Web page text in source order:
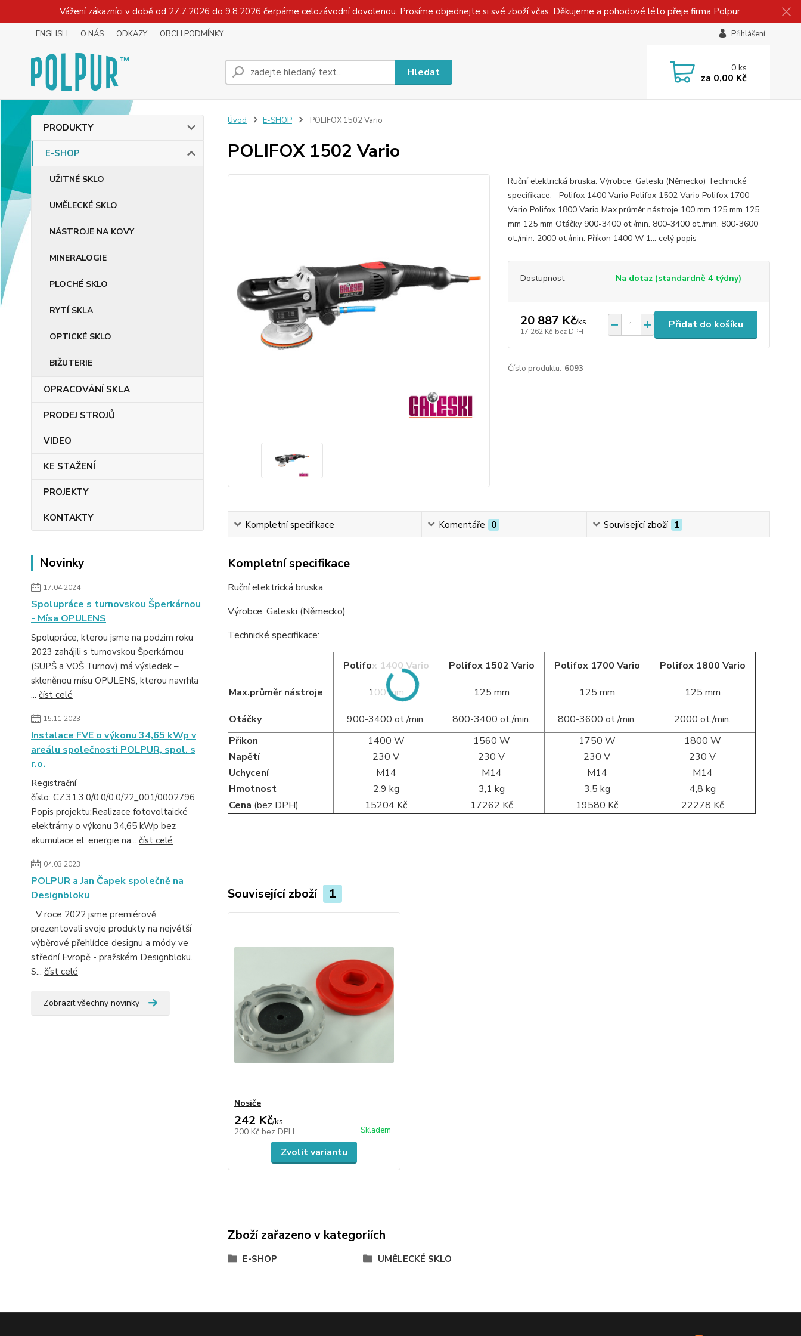
Vážení zákazníci v době od 27.7.2026 do 9.8.2026 čerpáme celozávodní dovolenou. Prosíme objednejte si své zboží včas. Děkujeme a pohodové léto přeje firma Polpur.
ENGLISH O NÁS ODKAZY OBCH.PODMÍNKY Přihlášení
Hledat 0ks
za 0,00 Kč
PRODUKTY
E-SHOP
UŽITNÉ SKLO
UMĚLECKÉ SKLO
NÁSTROJE NA KOVY
MINERALOGIE
PLOCHÉ SKLO
RYTÍ SKLA
OPTICKÉ SKLO
BIŽUTERIE
OPRACOVÁNÍ SKLA
PRODEJ STROJŮ
VIDEO
KE STAŽENÍ
PROJEKTY
KONTAKTY
Novinky
17.04.2024
Spolupráce s turnovskou Šperkárnou
- Mísa OPULENS
Spolupráce, kterou jsme na podzim roku
2023 zahájili s turnovskou Šperkárnou
(SUPŠ a VOŠ Turnov) má výsledek –
skleněnou mísu OPULENS, kterou navrhla
... číst celé
15.11.2023
Instalace FVE o výkonu 34,65 kWp v
areálu společnosti POLPUR, spol. s
r.o.
Registrační
číslo: CZ.31.3.0/0.0/0.0/22_001/0002796
Popis projektu:Realizace fotovoltaické
elektrárny o výkonu 34,65 kWp bez
akumulace el. energie na... číst celé
04.03.2023
POLPUR a Jan Čapek společně na
Designbloku
V roce 2022 jsme premiérově
prezentovali svoje produkty na největší
výběrové přehlídce designu a módy ve
střední Evropě - pražském Designbloku.
S... číst celé
Zobrazit všechny novinky
Úvod E-SHOP POLIFOX 1502 Vario
POLIFOX 1502 Vario
Ruční elektrická bruska. Výrobce: Galeski (Německo) Technické
specifikace: Polifox 1400 Vario Polifox 1502 Vario Polifox 1700
Vario Polifox 1800 Vario Max.průměr nástroje 100 mm 125 mm 125
mm 125 mm Otáčky 900-3400 ot./min. 800-3400 ot./min. 800-3600
ot./min. 2000 ot./min. Příkon 1400 W 1... celý popis
Dostupnost Na dotaz (standardně 4 týdny)
20 887 Kč/ks
17 262 Kč bez DPH
Přidat do košíku
Číslo produktu: 6093
Kompletní specifikace Komentáře 0 Související zboží 1
Kompletní specifikace
Ruční elektrická bruska.
Výrobce: Galeski (Německo)
Technické specifikace:
Polifox 1400 Vario Polifox 1502 Vario Polifox 1700 Vario Polifox 1800 Vario
Max.průměr nástroje 100 mm 125 mm 125 mm 125 mm
Otáčky 900-3400 ot./min. 800-3400 ot./min. 800-3600 ot./min.
2000 ot./min.
Příkon
1400 W 1560 W 1750 W
1800 W
Napětí
230 V 230 V 230 V
230 V
Uchycení
M14 M14 M14
M14
Hmotnost
2,9 kg 3,1 kg 3,5 kg
4,8 kg
Cena (bez DPH) 15204 Kč 17262 Kč 19580 Kč 22278 Kč
Související zboží 1
Nosiče
242 Kč/ks
200 Kč bez DPH Skladem
Zvolit variantu
Zboží zařazeno v kategoriích
E-SHOP UMĚLECKÉ SKLO